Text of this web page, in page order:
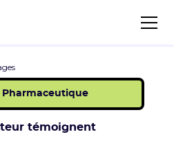
Pharmaceutique
témoignent